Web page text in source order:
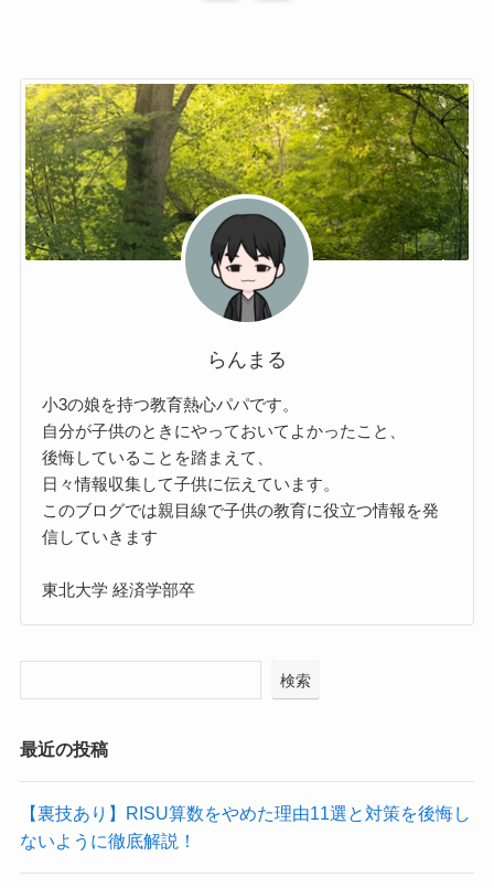
らんまる
小3の娘を持つ教育熱心パパです。
自分が子供のときにやっておいてよかったこと、
後悔していることを踏まえて、
日々情報収集して子供に伝えています。
このブログでは親目線で子供の教育に役立つ情報を発
信していきます
東北大学 経済学部卒
検索
最近の投稿
【裏技あり】RISU算数をやめた理由11選と対策を後悔し
ないように徹底解説！